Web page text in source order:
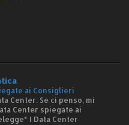
ai Consiglieri
Center. Se ci penso, mi
Center spiegate ai
I Data Center